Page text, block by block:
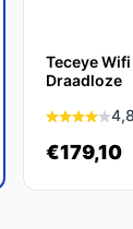
Teceye
Draadloze
4,8
€179,10